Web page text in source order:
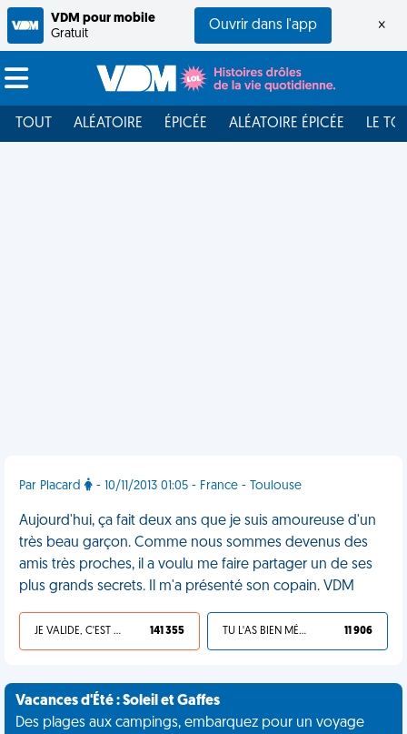
VDM pour mobile
Gratuit
Ouvrir dans l'app ×
TOUT ALÉATOIRE ÉPICÉE ALÉATOIRE ÉPICÉE LE
Par Placard - 10/11/2013 01:05 - France - Toulouse
Aujourd'hui, ça fait deux ans que je suis amoureuse d'un
très beau garçon. Comme nous sommes devenus des
amis très proches, il a voulu me faire partager un de ses
plus grands secrets. Il m'a présenté son copain. VDM
JE VALIDE, C'EST UNE VDM 141 355 TU L'AS BIEN MÉRITÉ 11 906
Vacances d'Été : Soleil et Gaffes
Des plages aux campings, embarquez pour un voyage